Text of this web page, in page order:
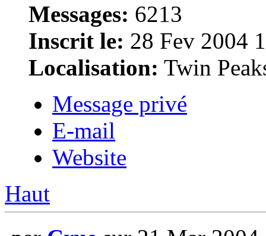
Messages: 6213
Inscrit le: 28 Fev 2004
Localisation: Twin
Message privé
E-mail
Website
Haut